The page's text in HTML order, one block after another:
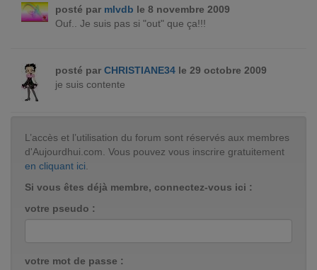
posté par mlvdb le 8 novembre 2009
Ouf.. Je suis pas si "out" que ça!!!
posté par CHRISTIANE34le 29 octobre 2009
je suis contente
L’accès et l’utilisation du forum sont réservés aux membres
d'Aujourdhui.com. Vous pouvez vous inscrire gratuitement
en cliquant ici
Si vous êtes déjà membre, connectez-vous ici :
votre pseudo :
votre mot de passe :